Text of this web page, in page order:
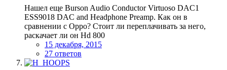
Нашел еще Burson Audio Conductor Virtuoso DAC1
ESS9018 DAC and Headphone Preamp. Как он в
сравнении с Орро? Стоит ли переплачивать за него,
раскачает ли он Hd 800
15 декабря, 2015
27 ответов